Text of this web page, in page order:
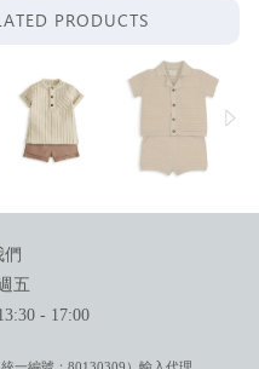
PRODUCTS
們
五
- 17:00